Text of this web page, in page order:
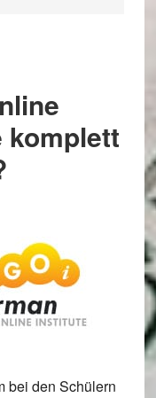
komplett
bei den Schülern